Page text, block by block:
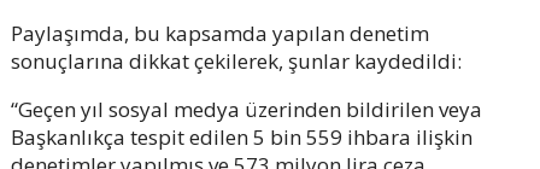
Paylaşımda, bu kapsamda yapılan denetim
sonuçlarına dikkat çekilerek, şunlar kaydedildi:
“Geçen yıl sosyal medya üzerinden bildirilen veya
Başkanlıkça tespit edilen 5 bin 559 ihbara ilişkin